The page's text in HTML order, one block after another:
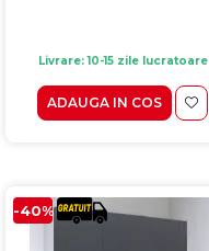
Livrare: 10-15 zile lucratoare
ADAUGA IN COS
-40%